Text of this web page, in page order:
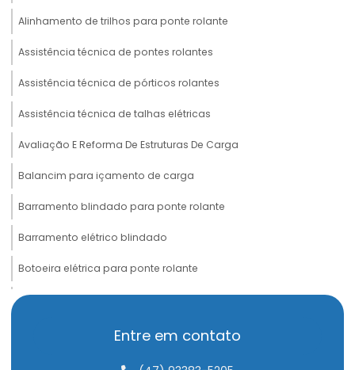
Alinhamento de trilhos para ponte rolante
Assistência técnica de pontes rolantes
Assistência técnica de pórticos rolantes
Assistência técnica de talhas elétricas
Avaliação E Reforma De Estruturas De Carga
Balancim para içamento de carga
Barramento blindado para ponte rolante
Barramento elétrico blindado
Botoeira elétrica para ponte rolante
Cabeceira para ponte rolante
Cabo de aço compactado de alta performance
Entre em contato